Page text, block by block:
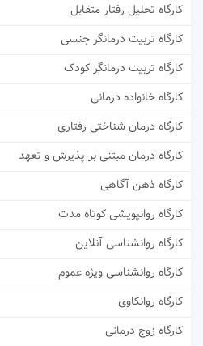
کارگاه تحلیل رفتار متقابل
کارگاه تربیت درمانگر جنسی
کارگاه تربیت درمانگر کودک
کارگاه خانواده درمانی
کارگاه درمان شناختی رفتاری
کارگاه درمان مبتنی بر پذیرش و تعهد
کارگاه ذهن آگاهی
کارگاه روانپویشی کوتاه مدت
کارگاه روانشناسی آنلاین
کارگاه روانشناسی ویژه عموم
کارگاه روانکاوی
کارگاه زوج درمانی